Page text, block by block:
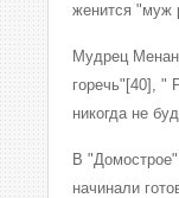
женится "муж
Мудрец
горечь"[40], "
никогда не
В
начинали